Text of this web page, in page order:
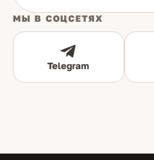
МЫ В СОЦСЕТЯХ
Telegram